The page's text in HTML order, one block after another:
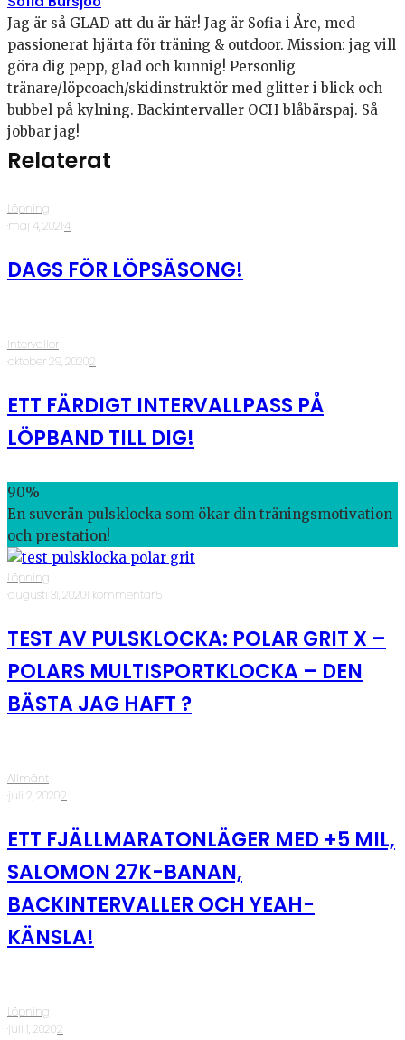
Jag är så GLAD att du är här! Jag är Sofia i Åre, med
passionerat hjärta för träning & outdoor. Mission: jag vill
göra dig pepp, glad och kunnig! Personlig
tränare/löpcoach/skidinstruktör med glitter i blick och
bubbel på kylning. Backintervaller OCH blåbärspaj. Så
jobbar jag!
Relaterat
Löpning
·maj 4, 2021·4
DAGS FÖR LÖPSÄSONG!
Intervaller
·oktober 29, 2020·2
ETT FÄRDIGT INTERVALLPASS PÅ
LÖPBAND TILL DIG!
90%
En suverän pulsklocka som ökar din träningsmotivation
och prestation!
Löpning
·augusti 31, 2020·1 kommentar·5
TEST AV PULSKLOCKA: POLAR GRIT X –
POLARS MULTISPORTKLOCKA – DEN
BÄSTA JAG HAFT ?
Allmänt
·juli 2, 2020·2
ETT FJÄLLMARATONLÄGER MED +5 MIL,
SALOMON 27K-BANAN,
BACKINTERVALLER OCH YEAH-
KÄNSLA!
Löpning
·juli 1, 2020·2